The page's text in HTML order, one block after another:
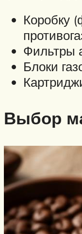
Коробку
Фильтры
Блоки
Выбор